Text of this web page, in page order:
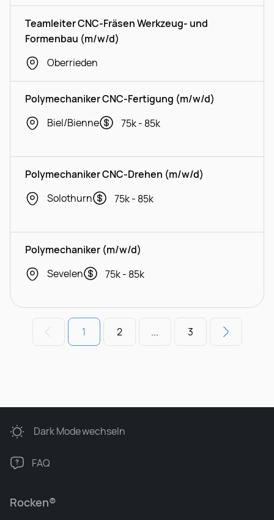
Teamleiter CNC-Fräsen Werkzeug- und
Formenbau (m/w/d)
Oberrieden
Polymechaniker CNC-Fertigung (m/w/d)
Biel/Bienne
75k - 85k
Polymechaniker CNC-Drehen (m/w/d)
Solothurn
75k - 85k
Polymechaniker (m/w/d)
Sevelen
75k - 85k
1 2 ... 3
Rocken®
Dark Modewechseln
FAQ